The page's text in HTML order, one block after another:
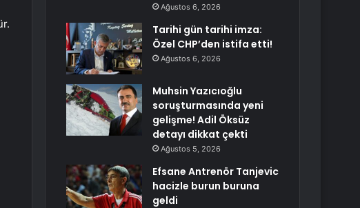
Ağustos 6, 2026
Tarihi gün tarihi imza:
Özel CHP’den istifa etti!
Ağustos 6, 2026
Muhsin Yazıcıoğlu
soruşturmasında yeni
gelişme! Adil Öksüz
detayı dikkat çekti
Ağustos 5, 2026
Efsane Antrenör Tanjevic
hacizle burun buruna
geldi